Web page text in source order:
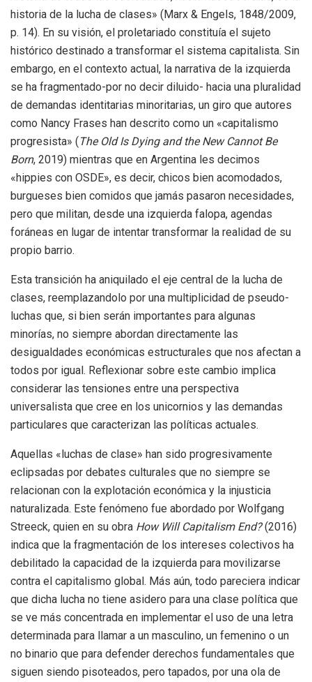
historia de la lucha de clases» (Marx & Engels, 1848/2009,
p. 14). En su visión, el proletariado constituía el sujeto
histórico destinado a transformar el sistema capitalista. Sin
embargo, en el contexto actual, la narrativa de la izquierda
se ha fragmentado-por no decir diluido- hacia una pluralidad
de demandas identitarias minoritarias, un giro que autores
como Nancy Frases han descrito como un «capitalismo
progresista» ( The Old Is Dying and the New Cannot Be
Born, 2019) mientras que en Argentina les decimos
«hippies con OSDE», es decir, chicos bien acomodados,
burgueses bien comidos que jamás pasaron necesidades,
pero que militan, desde una izquierda falopa, agendas
foráneas en lugar de intentar transformar la realidad de su
propio barrio.
Esta transición ha aniquilado el eje central de la lucha de
clases, reemplazandolo por una multiplicidad de pseudo-
luchas que, si bien serán importantes para algunas
minorías, no siempre abordan directamente las
desigualdades económicas estructurales que nos afectan a
todos por igual. Reflexionar sobre este cambio implica
considerar las tensiones entre una perspectiva
universalista que cree en los unicornios y las demandas
particulares que caracterizan las políticas actuales.
Aquellas «luchas de clase» han sido progresivamente
eclipsadas por debates culturales que no siempre se
relacionan con la explotación económica y la injusticia
naturalizada. Este fenómeno fue abordado por Wolfgang
Streeck, quien en su obra How Will Capitalism End?(2016)
indica que la fragmentación de los intereses colectivos ha
debilitado la capacidad de la izquierda para movilizarse
contra el capitalismo global. Más aún, todo pareciera indicar
que dicha lucha no tiene asidero para una clase política que
se ve más concentrada en implementar el uso de una letra
determinada para llamar a un masculino, un femenino o un
no binario que para defender derechos fundamentales que
siguen siendo pisoteados, pero tapados, por una ola de